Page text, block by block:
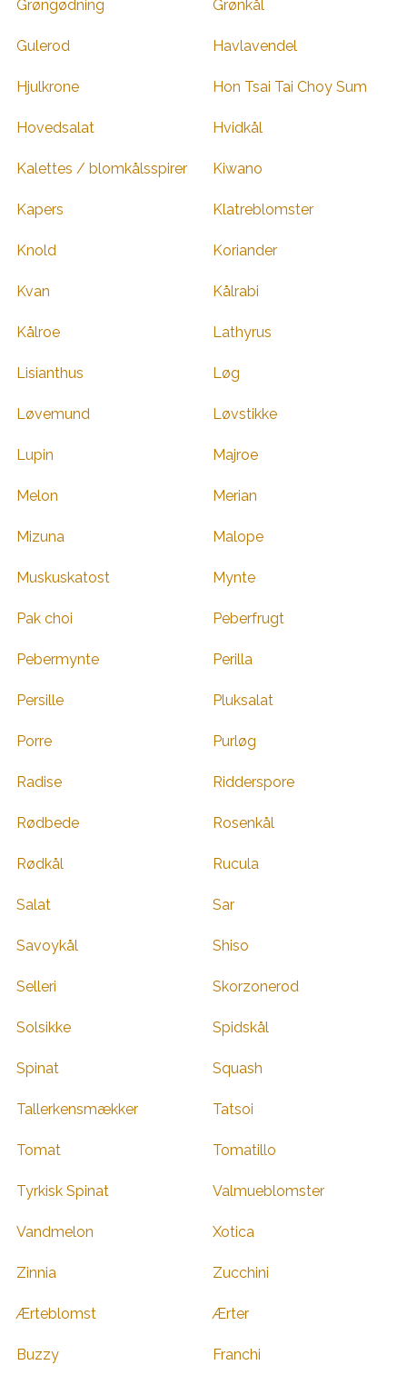
Grøngødning Grønkål
Gulerod Havlavendel
Hjulkrone Hon Tsai Tai Choy Sum
Hovedsalat Hvidkål
Kalettes / blomkålsspirer Kiwano
Kapers Klatreblomster
Knold Koriander
Kvan Kålrabi
Kålroe Lathyrus
Lisianthus Løg
Løvemund Løvstikke
Lupin Majroe
Melon Merian
Mizuna Malope
Muskuskatost Mynte
Pak choi Peberfrugt
Pebermynte Perilla
Persille Pluksalat
Porre Purløg
Radise Ridderspore
Rødbede Rosenkål
Rødkål Rucula
Salat Sar
Savoykål Shiso
Selleri Skorzonerod
Solsikke Spidskål
Spinat Squash
Tallerkensmækker Tatsoi
Tomat Tomatillo
Tyrkisk Spinat Valmueblomster
Vandmelon Xotica
Zinnia Zucchini
Ærteblomst Ærter
Buzzy Franchi